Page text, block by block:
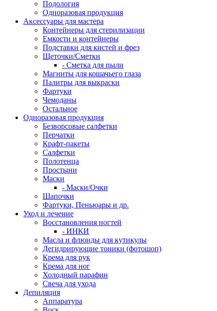
Подология
Одноразовая продукция
Аксессуары для мастера
Контейнеры для стерилизации
Емкости и контейнеры
Подставки для кистей и фрез
Щеточки/Сметки
- Сметка для пыли
Магниты для кошачьего глаза
Палитры для выкраски
Фартуки
Чемоданы
Остальное
Одноразовая продукция
Безворсовые салфетки
Перчатки
Крафт-пакеты
Салфетки
Полотенца
Простыни
Маски
- Маски/Очки
Шапочки
Фартуки, Пеньюары и др.
Уход и лечение
Восстановления ногтей
- ИНКИ
Масла и флюиды для кутикулы
Дегидрирующие тоники (фотошоп)
Крема для рук
Крема для ног
Холодный парафин
Свеча для ухода
Депиляция
Аппаратура